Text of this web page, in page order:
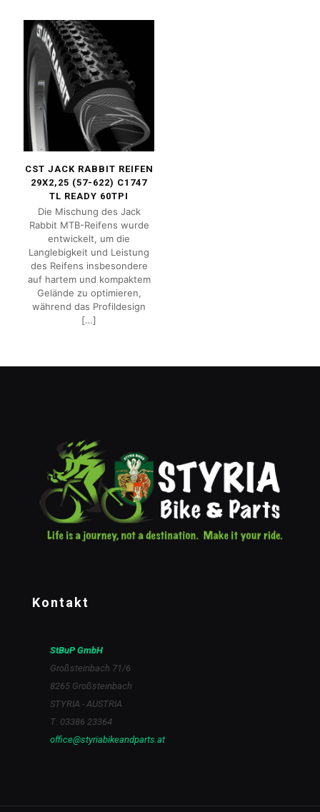
CST JACK RABBIT REIFEN
29X2,25 (57-622) C1747
TL READY 60TPI
Die Mischung des Jack
Rabbit MTB-Reifens wurde
entwickelt, um die
Langlebigkeit und Leistung
des Reifens insbesondere
auf hartem und kompaktem
Gelände zu optimieren,
während das Profildesign
[…]
Kontakt
StBuP GmbH
Großsteinbach 71/6
8265 Großsteinbach
STYRIA - AUSTRIA
T: 03386 23364
office@styriabikeandparts.at